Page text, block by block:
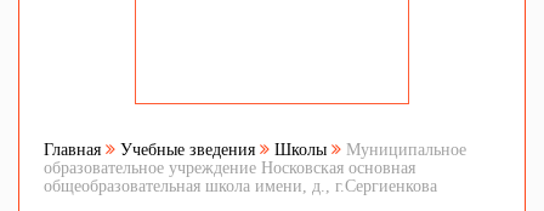
Главная Учебные зведения Школы
Муниципальное
образовательное учреждение Носковская основная
общеобразовательная школа имени, д., г.Сергиенкова